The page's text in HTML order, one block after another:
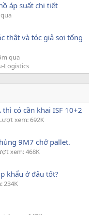
áp suất chi tiết
thật và tóc giả sợi tổng
qua
Logistics
thì có cần khai ISF 10+2
xem: 692K
9M7 chở pallet.
xem: 468K
khẩu ở đâu tốt?
234K